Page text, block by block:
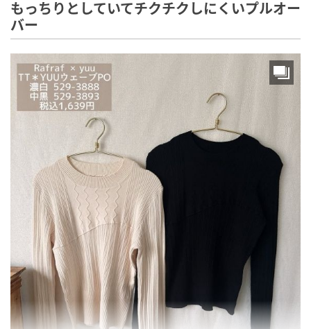
もっちりとしていてチクチクしにくいプルオー
バー